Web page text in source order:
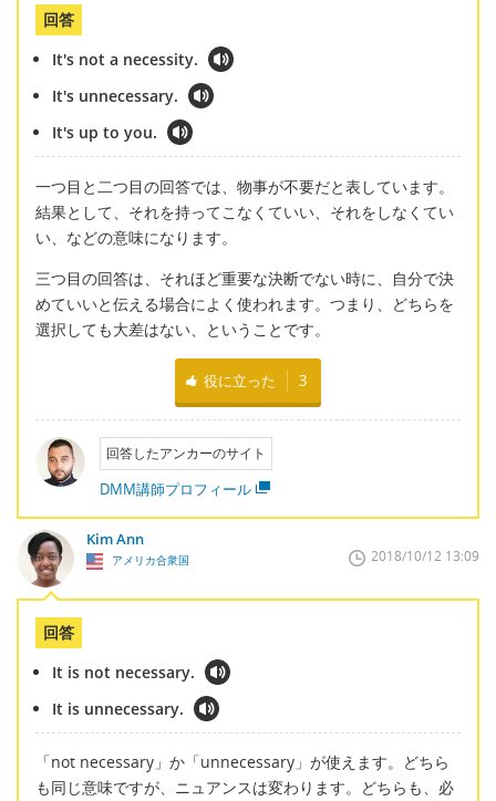
回答
It's not a necessity.
It's unnecessary.
It's up to you.
一つ目と二つ目の回答では、物事が不要だと表しています。
結果として、それを持ってこなくていい、それをしなくてい
い、などの意味になります。
三つ目の回答は、それほど重要な決断でない時に、自分で決
めていいと伝える場合によく使われます。つまり、どちらを
選択しても大差はない、ということです。
役に立った 3
回答したアンカーのサイト
DMM講師プロフィール
Kim Ann
アメリカ合衆国 2018/10/12 13:09
回答
It is not necessary.
It is unnecessary.
「not necessary」か「unnecessary」が使えます。どちら
も同じ意味ですが、ニュアンスは変わります。どちらも、必